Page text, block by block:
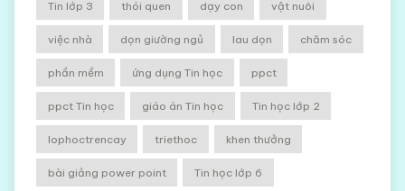
Tin lớp 3 thói quen dạy con vật nuôi
việc nhà dọn giường ngủ lau dọn chăm sóc
phần mềm ứng dụng Tin học ppct
ppct Tin học giáo án Tin học Tin học lớp 2
lophoctrencay triethoc khen thưởng
bài giảng power point Tin học lớp 6